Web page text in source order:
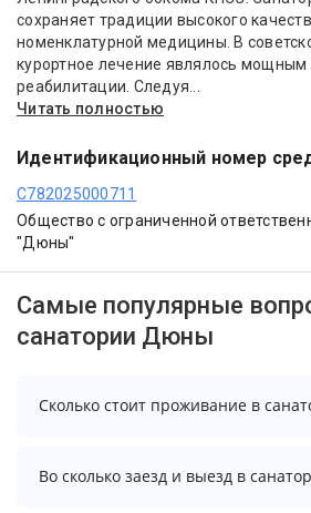
сохраняет традиции высокого
номенклатурной медицины. В
курортное лечение являлось мощным
реабилитации. Следуя...
Читать полностью
Идентификационный номер
С782025000711
Общество с ограниченной
"Дюны"
Самые популярные
санатории Дюны
Сколько стоит проживание в
Стоимость проживания в
начинается от 8400 рублей. Чтобы
Во сколько заезд и выезд в